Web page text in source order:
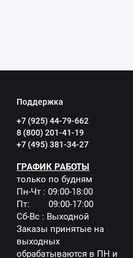
Поддержка
+7 (925) 44-79-662
8 (800) 201-41-19
+7 (495) 381-34-27
ГРАФИК РАБОТЫ
только по будням
Пн-Чт : 09:00-18:00
Пт: 09:00-17:00
Сб-Вс : Выходной
Заказы принятые на
выходных
обрабатываются в ПН и